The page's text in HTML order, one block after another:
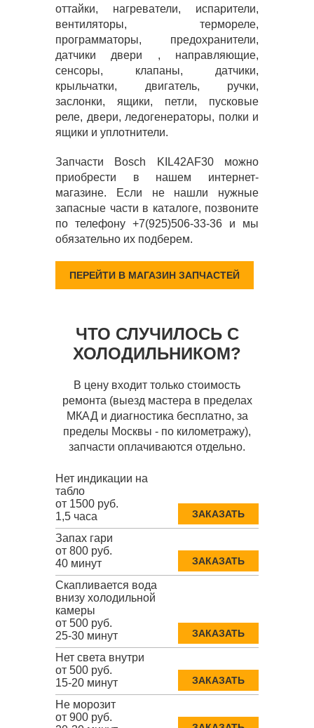
оттайки, нагреватели, испарители,
вентиляторы, термореле,
программаторы, предохранители,
датчики двери , направляющие,
сенсоры, клапаны, датчики,
крыльчатки, двигатель, ручки,
заслонки, ящики, петли, пусковые
реле, двери, ледогенераторы, полки и
ящики и уплотнители.
Запчасти Bosch KIL42AF30 можно
приобрести в нашем интернет-
магазине. Если не нашли нужные
запасные части в каталоге, позвоните
по телефону +7(925)506-33-36 и мы
обязательно их подберем.
ПЕРЕЙТИ В МАГАЗИН ЗАПЧАСТЕЙ
ЧТО СЛУЧИЛОСЬ С
ХОЛОДИЛЬНИКОМ?
В цену входит только стоимость
ремонта (выезд мастера в пределах
МКАД и диагностика бесплатно, за
пределы Москвы - по километражу),
запчасти оплачиваются отдельно.
Нет индикации на
табло
от 1500 руб.
1,5 часа
ЗАКАЗАТЬ
Запах гари
от 800 руб.
40 минут
ЗАКАЗАТЬ
Скапливается вода
внизу холодильной
камеры
от 500 руб.
25-30 минут
ЗАКАЗАТЬ
Нет света внутри
от 500 руб.
15-20 минут
ЗАКАЗАТЬ
Не морозит
от 900 руб.